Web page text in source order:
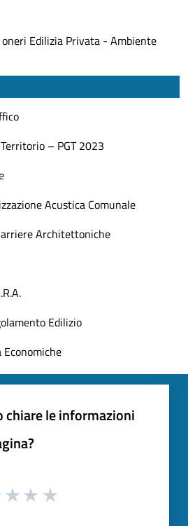
Edilizia Privata - Ambiente
– PGT 2023
Acustica Comunale
Architettoniche
Edilizio
chiare le informazioni